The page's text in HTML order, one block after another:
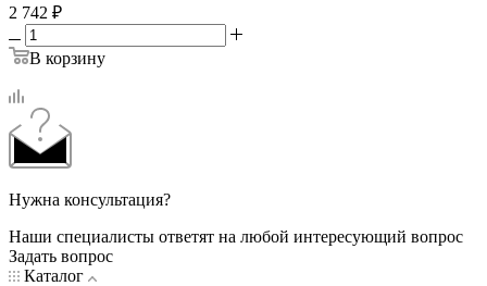
2 742 ₽
В корзину
Нужна консультация?
Наши специалисты ответят на любой интересующий вопрос
Задать вопрос
Каталог